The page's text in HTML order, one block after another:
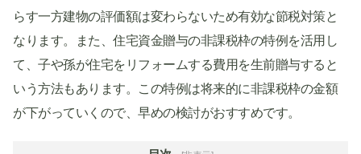
らす一方建物の評価額は変わらないため有効な節税対策と
なります。また、住宅資金贈与の非課税枠の特例を活用し
て、子や孫が住宅をリフォームする費用を生前贈与すると
いう方法もあります。この特例は将来的に非課税枠の金額
が下がっていくので、早めの検討がおすすめです。